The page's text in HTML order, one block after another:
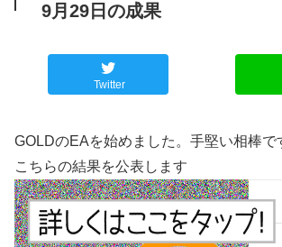
9月29日の成果
Twitter
GOLDのEAを始めました。手堅い相棒で
こちらの結果を公表します